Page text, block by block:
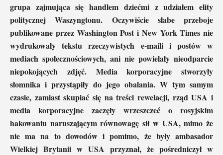
grupa zajmująca się handlem dziećmi z udziałem elity
politycznej Waszyngtonu. Oczywiście słabe przeboje
publikowane przez Washington Post i New York Times nie
wydrukowały tekstu rzeczywistych e-maili i postów w
mediach społecznościowych, ani nie powielały nieodparcie
niepokojących zdjęć. Media korporacyjne stworzyły
słomnika i przystąpiły do ​​jego obalania. W tym samym
czasie, zamiast skupiać się na treści rewelacji, rząd USA i
media korporacyjne zaczęły wrzeszczeć o rosyjskim
hakowaniu naruszającym równowagę sił w USA, mimo że
nie ma na to dowodów i pomimo, że były ambasador
Wielkiej Brytanii w USA przyznał, że pośredniczył w